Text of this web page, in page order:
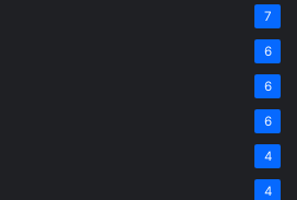
7
6
6
6
4
4